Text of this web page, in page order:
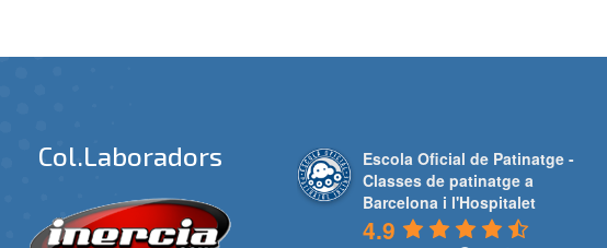
Col.laboradors
Escola Oficial de Patinatge -
Classes de patinatge a
Barcelona i l'Hospitalet
4.9